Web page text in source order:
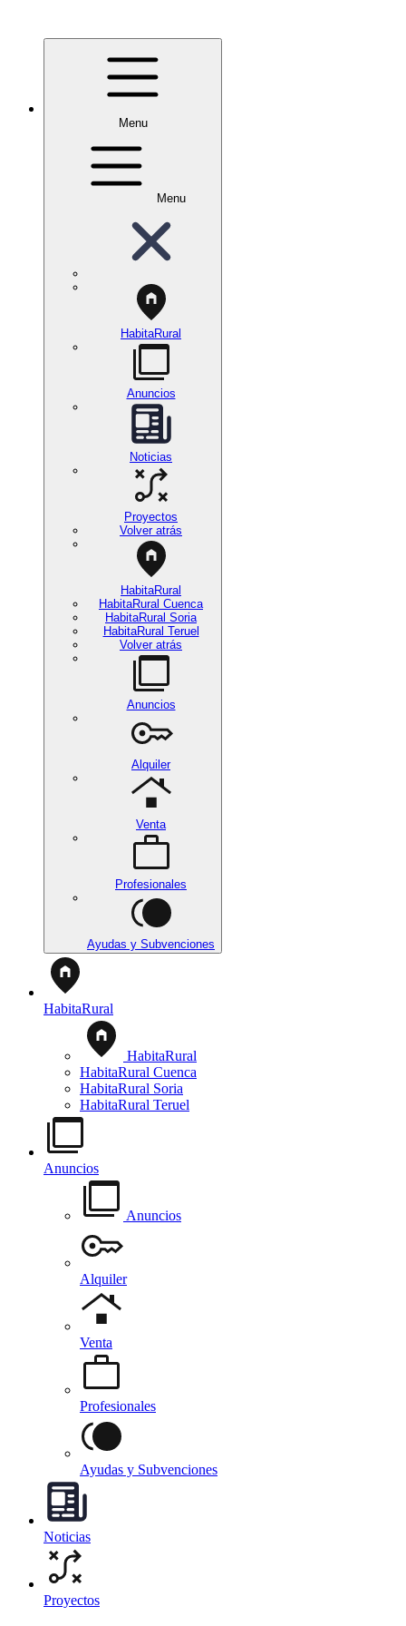
Menu
Menu
HabitaRural
Anuncios
Noticias
Proyectos
Volver atrás
HabitaRural
HabitaRural Cuenca
HabitaRural Soria
HabitaRural Teruel
Volver atrás
Anuncios
Alquiler
Venta
Profesionales
Ayudas y Subvenciones
HabitaRural
HabitaRural
HabitaRural Cuenca
HabitaRural Soria
HabitaRural Teruel
Anuncios
Anuncios
Alquiler
Venta
Profesionales
Ayudas y Subvenciones
Noticias
Proyectos